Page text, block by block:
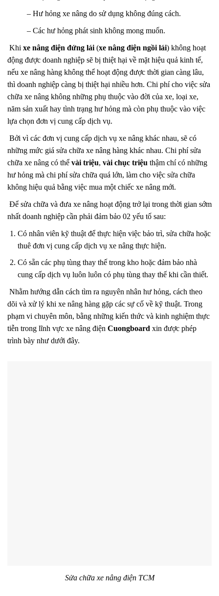
– Hư hỏng xe nâng do sử dụng không đúng cách.
– Các hư hỏng phát sinh không mong muốn.
Khi xe nâng điện đứng lái(xe nâng điện ngồi lái) không hoạt
động được doanh nghiệp sẽ bị thiệt hại về mặt hiệu quả kinh tế,
nếu xe nâng hàng không thể hoạt động được thời gian càng lâu,
thì doanh nghiệp càng bị thiệt hại nhiều hơn. Chi phí cho việc sửa
chữa xe nâng không những phụ thuộc vào đời của xe, loại xe,
năm sản xuất hay tình trạng hư hỏng mà còn phụ thuộc vào việc
lựa chọn đơn vị cung cấp dịch vụ.
Bởi vì các đơn vị cung cấp dịch vụ xe nâng khác nhau, sẽ có
những mức giá sửa chữa xe nâng hàng khác nhau. Chi phí sửa
chữa xe nâng có thể vài triệu, vài chục triệu thậm chí có những
hư hỏng mà chi phí sửa chữa quá lớn, làm cho việc sửa chữa
không hiệu quả bằng việc mua một chiếc xe nâng mới.
Để sửa chữa và đưa xe nâng hoạt động trở lại trong thời gian sớm
nhất doanh nghiệp cần phải đảm bảo 02 yếu tố sau:
Có nhân viên kỹ thuật để thực hiện việc bảo trì, sửa chữa hoặc
thuê đơn vị cung cấp dịch vụ xe nâng thực hiện.
Có sẵn các phụ tùng thay thế trong kho hoặc đảm bảo nhà
cung cấp dịch vụ luôn luôn có phụ tùng thay thế khi cần thiết.
Nhằm hướng dẫn cách tìm ra nguyên nhân hư hỏng, cách theo
dõi và xử lý khi xe nâng hàng gặp các sự cố về kỹ thuật. Trong
phạm vi chuyên môn, bằng những kiến thức và kinh nghiệm thực
tiễn trong lĩnh vực xe nâng điện Cuongboard xin được phép
trình bày như dưới đây.
Sửa chữa xe nâng điện TCM